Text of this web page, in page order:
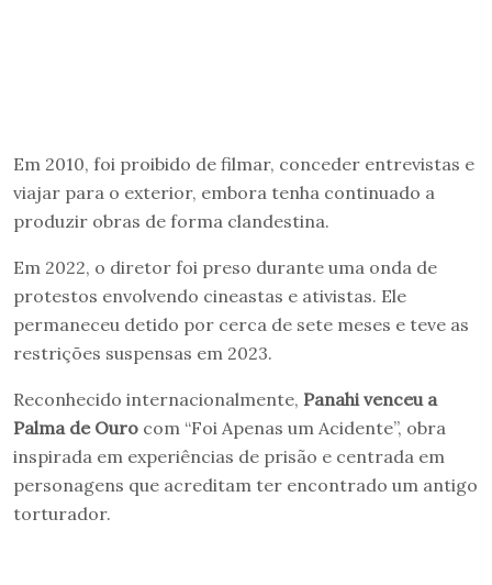
Em 2010, foi proibido de filmar, conceder entrevistas e
viajar para o exterior, embora tenha continuado a
produzir obras de forma clandestina.
Em 2022, o diretor foi preso durante uma onda de
protestos envolvendo cineastas e ativistas. Ele
permaneceu detido por cerca de sete meses e teve as
restrições suspensas em 2023.
Reconhecido internacionalmente, Panahi venceu a
Palma de Ouro com “Foi Apenas um Acidente”, obra
inspirada em experiências de prisão e centrada em
personagens que acreditam ter encontrado um antigo
torturador.